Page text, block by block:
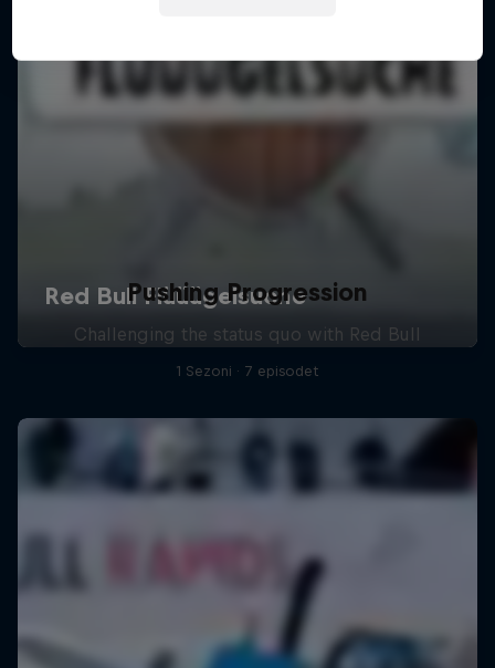
Pushing Progression
Challenging the status quo with Red Bull
1 Sezoni · 7 episodet